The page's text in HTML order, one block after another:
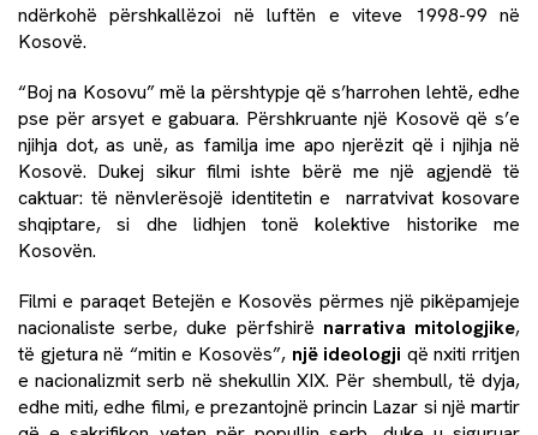
ndërkohë përshkallëzoi në luftën e viteve 1998-99 në
Kosovë.
“Boj na Kosovu” më la përshtypje që s’harrohen lehtë, edhe
pse për arsyet e gabuara. Përshkruante një Kosovë që s’e
njihja dot, as unë, as familja ime apo njerëzit që i njihja në
Kosovë. Dukej sikur filmi ishte bërë me një agjendë të
caktuar: të nënvlerësojë identitetin e narratvivat kosovare
shqiptare, si dhe lidhjen tonë kolektive historike me
Kosovën.
Filmi e paraqet Betejën e Kosovës përmes një pikëpamjeje
nacionaliste serbe, duke përfshirë narrativa mitologjike,
të gjetura në “mitin e Kosovës”, një ideologji që nxiti rritjen
e nacionalizmit serb në shekullin XIX. Për shembull, të dyja,
edhe miti, edhe filmi, e prezantojnë princin Lazar si një martir